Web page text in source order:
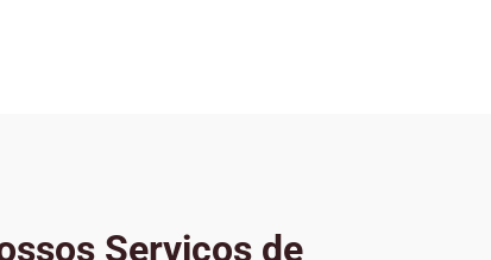
Serviços de